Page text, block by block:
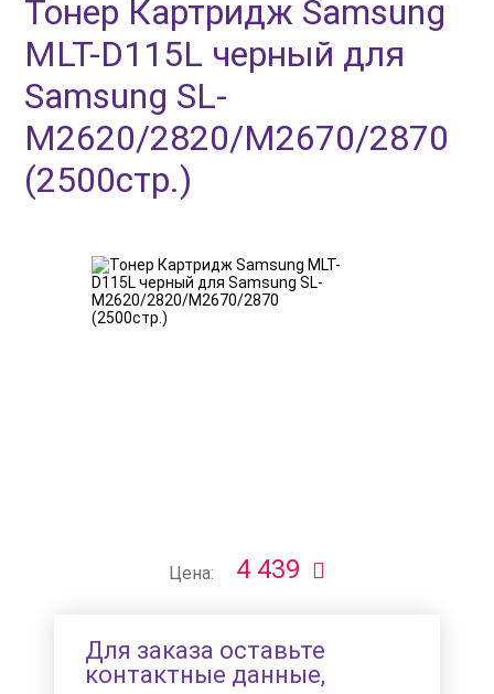
Тонер Картридж Samsung
MLT-D115L черный для
Samsung SL-
M2620/2820/M2670/2870
(2500стр.)
Цена: 4 439
Для заказа оставьте
контактные данные,